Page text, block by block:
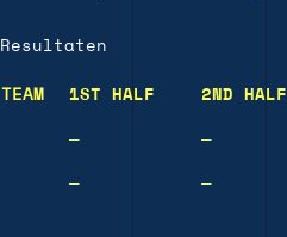
Resultaten
TEAM 1ST HALF 2ND HALF
— —
— —